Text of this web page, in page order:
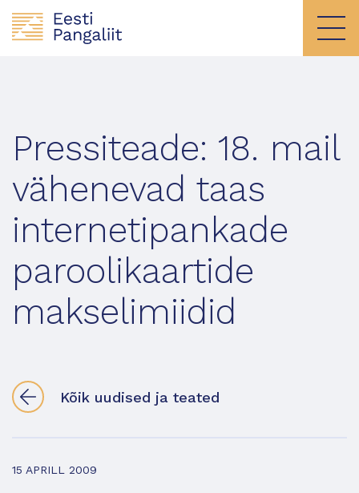
Pressiteade: 18. mail
vähenevad taas
internetipankade
paroolikaartide
makselimiidid
Kõik uudised ja teated
15 APRILL 2009